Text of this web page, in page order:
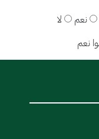
نعم
لا